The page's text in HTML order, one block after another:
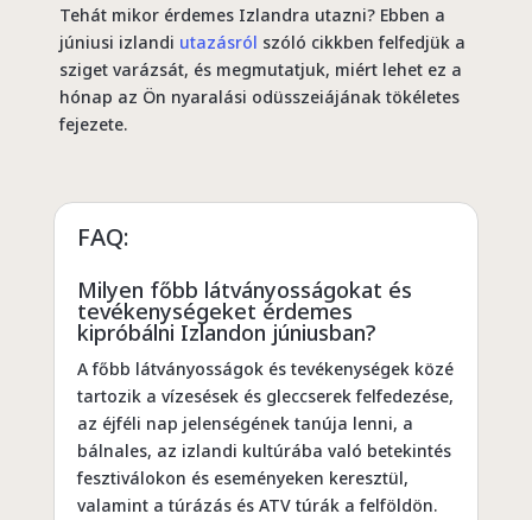
Tehát mikor érdemes Izlandra utazni? Ebben a
júniusi izlandi utazásról szóló cikkben felfedjük a
sziget varázsát, és megmutatjuk, miért lehet ez a
hónap az Ön nyaralási odüsszeiájának tökéletes
fejezete.
FAQ:
Milyen főbb látványosságokat és
tevékenységeket érdemes
kipróbálni Izlandon júniusban?
A főbb látványosságok és tevékenységek közé
tartozik a vízesések és gleccserek felfedezése,
az éjféli nap jelenségének tanúja lenni, a
bálnales, az izlandi kultúrába való betekintés
fesztiválokon és eseményeken keresztül,
valamint a túrázás és ATV túrák a felföldön.